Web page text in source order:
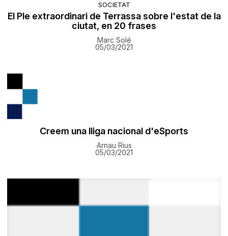
SOCIETAT
El Ple extraordinari de Terrassa sobre l'estat de la
ciutat, en 20 frases
Marc Solé
05/03/2021
Creem una lliga nacional d'eSports
Arnau Rius
05/03/2021